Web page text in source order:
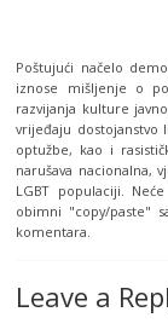
Poštujući načelo
iznose mišljenje o
razvijanja kulture
vrijeđaju dostojanstvo
optužbe, kao i
narušava nacionalna,
LGBT populaciji.
obimni "copy/paste"
komentara.
Leave a